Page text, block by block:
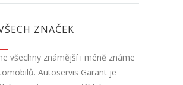
ZNAČEK
všechny známější i méně známe
Autoservis Garant je